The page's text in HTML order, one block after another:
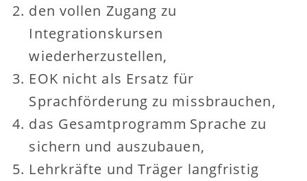
den vollen Zugang zu
Integrationskursen
wiederherzustellen,
EOK nicht als Ersatz für
Sprachförderung zu missbrauchen,
das Gesamtprogramm Sprache zu
sichern und auszubauen,
Lehrkräfte und Träger langfristig